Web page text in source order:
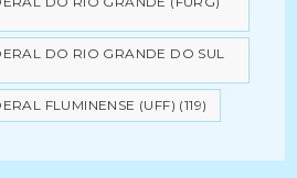
DO RIO GRANDE DO SUL
FLUMINENSE (UFF) (119)